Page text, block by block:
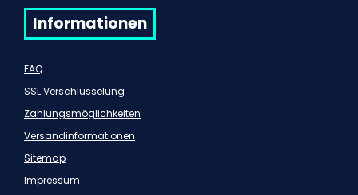
Informationen
FAQ
SSL Verschlüsselung
Zahlungsmöglichkeiten
Versandinformationen
Sitemap
Impressum